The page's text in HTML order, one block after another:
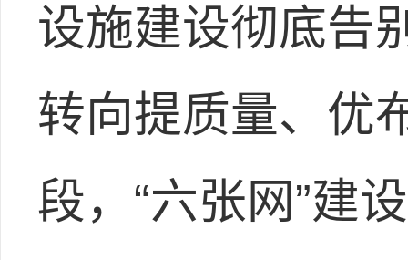
设施建设彻底告
转向提质量、优
段，“六张网”建